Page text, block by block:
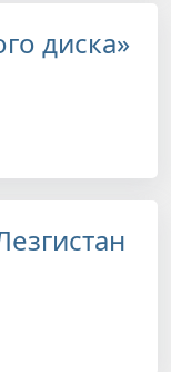
диска»